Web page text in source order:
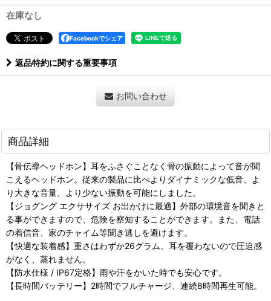
在庫なし
Facebookでシェア
返品特約に関する重要事項
お問い合わせ
商品詳細
【骨伝導ヘッドホン】耳をふさぐことなく骨の振動によって音が聞
こえるヘッドホン。従来の製品に比べよりダイナミックな低音、よ
り大きな音量、より少ない振動を可能にしました。
【ジョグング エクササイズ お出かけに最適】外部の環境音を聞きと
る事ができますので、危険を察知することができます。また、電話
の着信音、家のチャイム等聞き逃しを避けます。
【快適な装着感】重さはわずか26グラム。耳を覆わないので圧迫感
がなく、蒸れません。
【防水仕様 / IP67定格】雨や汗をかいた時でも安心です。
【長時間バッテリー】2時間でフルチャージ、連続8時間再生可能。